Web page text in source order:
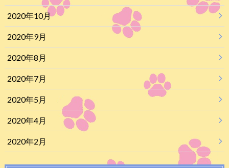
2020年10月
2020年9月
2020年8月
2020年7月
2020年5月
2020年4月
2020年2月